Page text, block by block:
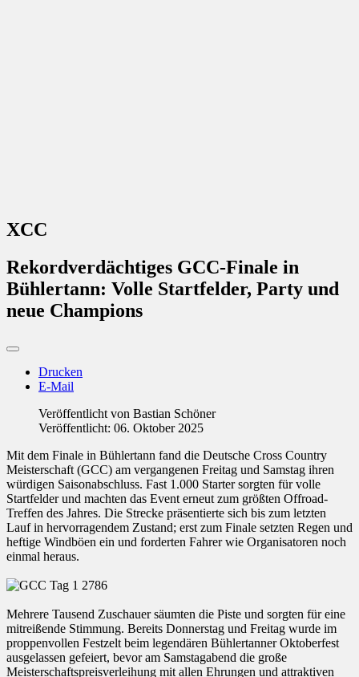
XCC
Rekordverdächtiges GCC-Finale in
Bühlertann: Volle Startfelder, Party und
neue Champions
Drucken
E-Mail
Veröffentlicht von Bastian Schöner
Veröffentlicht: 06. Oktober 2025
Mit dem Finale in Bühlertann fand die Deutsche Cross Country
Meisterschaft (GCC) am vergangenen Freitag und Samstag ihren
würdigen Saisonabschluss. Fast 1.000 Starter sorgten für volle
Startfelder und machten das Event erneut zum größten Offroad-
Treffen des Jahres. Die Strecke präsentierte sich bis zum letzten
Lauf in hervorragendem Zustand; erst zum Finale setzten Regen und
heftige Windböen ein und forderten Fahrer wie Organisatoren noch
einmal heraus.
Mehrere Tausend Zuschauer säumten die Piste und sorgten für eine
mitreißende Stimmung. Bereits Donnerstag und Freitag wurde im
proppenvollen Festzelt beim legendären Bühlertanner Oktoberfest
ausgelassen gefeiert, bevor am Samstagabend die große
Meisterschaftspreisverleihung mit allen Ehrungen und attraktiven